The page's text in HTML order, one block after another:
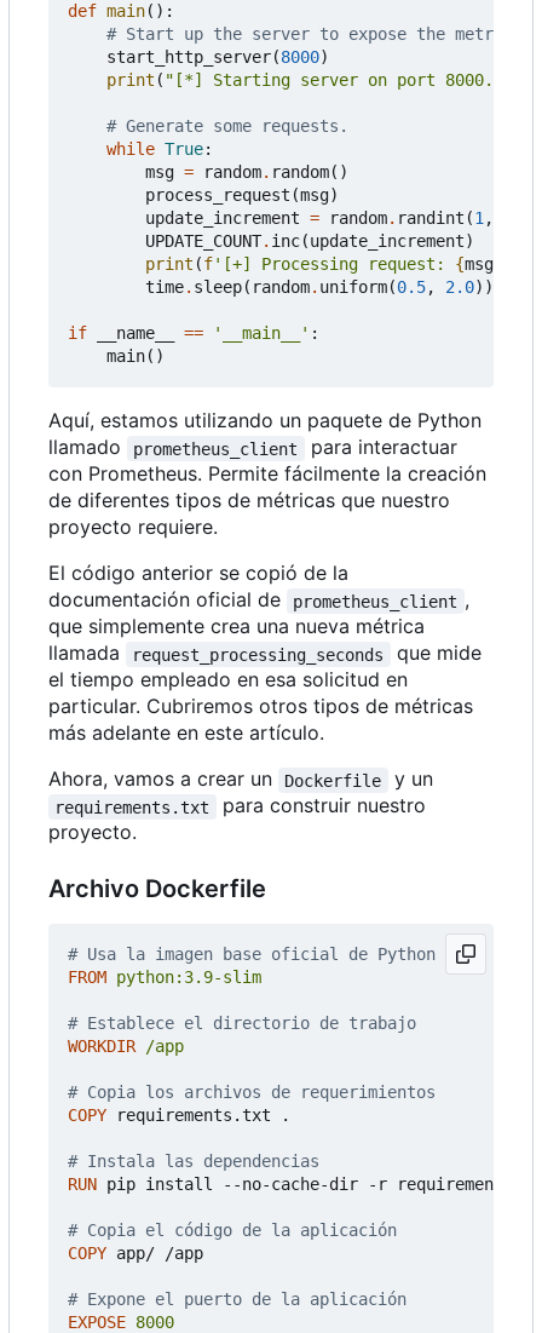
def main():
# Start up the server to expose the metrics.
start_http_server(8000)
print ( "[*] Starting server on port 8000..."
# Generate some requests.
while True:
msg = random. random()
process_request (msg)
update_increment = random. randint (1,
UPDATE_COUNT. inc(update_increment)
print (f'[+] Processing request: {msg
time. sleep( random. uniform(0.5, 2.0))
if __name__ == '__main__' :
main()
Aquí, estamos utilizando un paquete de Python
llamado
prometheus_client
para interactuar
con Prometheus. Permite fácilmente la creación
de diferentes tipos de métricas que nuestro
proyecto requiere.
El código anterior se copió de la
documentación oficial de
prometheus_client ,
que simplemente crea una nueva métrica
llamada
request_processing_seconds
que mide
el tiempo empleado en esa solicitud en
particular. Cubriremos otros tipos de métricas
más adelante en este artículo.
Ahora, vamos a crear un
Dockerfile y un
requirements.txt
para construir nuestro
proyecto.
Archivo Dockerfile
# Usa la imagen base oficial de Python
FROM python:3.9-slim
# Establece el directorio de trabajo
WORKDIR /app
# Copia los archivos de requerimientos
COPY requirements.txt .
# Instala las dependencias
RUN pip install --no-cache-dir -r
# Copia el código de la aplicación
COPY app/ /app
# Expone el puerto de la aplicación
EXPOSE 8000